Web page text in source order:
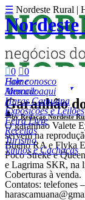
☰ Nordeste Rural |
0 0
Fale conosco
Anuncie aqui
Home
Mercado
Haras Camuana
Exposições e Leilões
Feira Livre
Receitas
Turismo
Vinhos e Cachaças
Garanhão
👤by Redação Nordeste
O garanhão Valete
servem na
Bueno RA e Flyka
Poco Streke e
e Lagrima SKR, na
Coberturas à venda.
Contatos: telefones